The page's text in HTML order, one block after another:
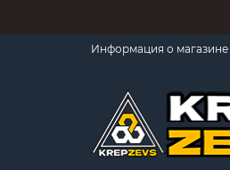
Информация о магазине